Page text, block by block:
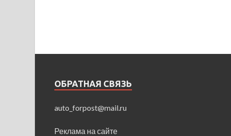
ОБРАТНАЯ СВЯЗЬ
auto_forpost@mail.ru
Реклама на сайте